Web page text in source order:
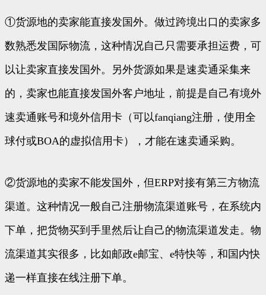
①货源地的卖家能直接发国外。做过跨境出口的卖家多
数熟悉发国际物流，这种情况自己只需要承担运费，可
以让卖家直接发国外。另外货源如果是速卖通采集来
的，卖家也能直接发国外客户地址，前提是自己有境外
速卖通账号和境外信用卡（可以fanqiang注册，使用全
球付或BOA的虚拟信用卡），才能在速卖通采购。
②货源地的卖家不能发国外，但ERP对接有第三方物流
渠道。这种情况一般自己注册物流渠道账号，在系统内
下单，把货物买到手里然后让自己的物流渠道发走。物
流渠道其实很多，比如邮政e邮宝、e特快等，和国内快
递一样直接在线注册下单。